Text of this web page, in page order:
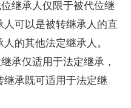
继承人仅限于被代位继
可以是被转继承人的直
的其他法定继承人。
承仅适用于法定继承，
承既可适用于法定继